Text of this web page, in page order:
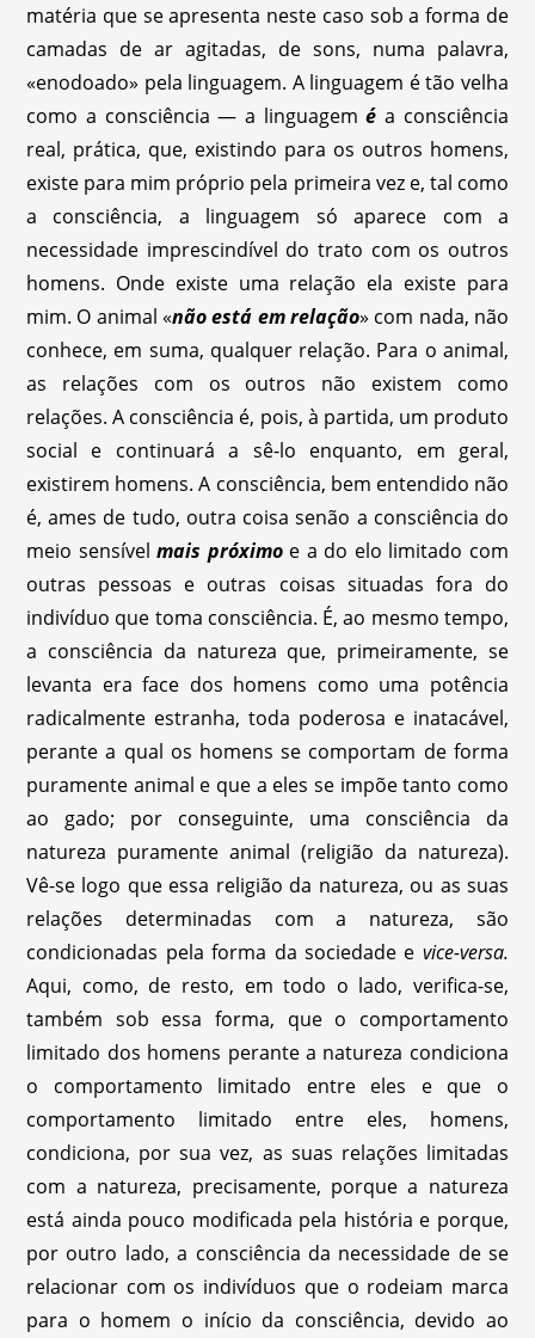
matéria que se apresenta neste caso sob a forma de
camadas de ar agitadas, de sons, numa palavra,
«enodoado» pela linguagem. A linguagem é tão velha
como a consciência — a linguagemé a consciência
real, prática, que, existindo para os outros homens,
existe para mim próprio pela primeira vez e, tal como
a consciência, a linguagem só aparece com a
necessidade imprescindível do trato com os outros
homens. Onde existe uma relação ela existe para
mim. O animal «não está em relação» com nada, não
conhece, em suma, qualquer relação. Para o animal,
as relações com os outros não existem como
relações. A consciência é, pois, à partida, um produto
social e continuará a sê-lo enquanto, em geral,
existirem homens. A consciência, bem entendido não
é, ames de tudo, outra coisa senão a consciência do
meio sensívelmais próximo e a do elo limitado com
outras pessoas e outras coisas situadas fora do
indivíduo que toma consciência. É, ao mesmo tempo,
a consciência da natureza que, primeiramente, se
levanta era face dos homens como uma potência
radicalmente estranha, toda poderosa e inatacável,
perante a qual os homens se comportam de forma
puramente animal e que a eles se impõe tanto como
ao gado; por conseguinte, uma consciência da
natureza puramente animal (religião da natureza).
Vê-se logo que essa religião da natureza, ou as suas
relações determinadas com a natureza, são
condicionadas pela forma da sociedade e vice-versa.
Aqui, como, de resto, em todo o lado, verifica-se,
também sob essa forma, que o comportamento
limitado dos homens perante a natureza condiciona
o comportamento limitado entre eles e que o
comportamento limitado entre eles, homens,
condiciona, por sua vez, as suas relações limitadas
com a natureza, precisamente, porque a natureza
está ainda pouco modificada pela história e porque,
por outro lado, a consciência da necessidade de se
relacionar com os indivíduos que o rodeiam marca
para o homem o início da consciência, devido ao